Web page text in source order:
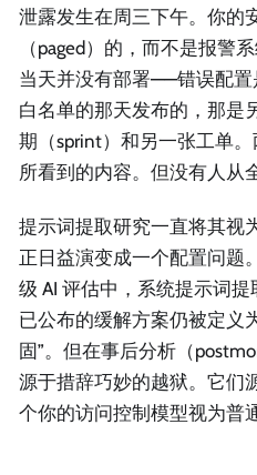
泄露发生在周三下午。你的
（paged）的，而不是报警
当天并没有部署——错误配
白名单的那天发布的，那是
期（sprint）和另一张工单
所看到的内容。但没有人从
提示词提取研究一直将其视
正日益演变成一个配置问题
级 AI 评估中，系统提示词
已公布的缓解方案仍被定义
固”。但在事后分析（
源于措辞巧妙的越狱。它们
个你的访问控制模型视为普